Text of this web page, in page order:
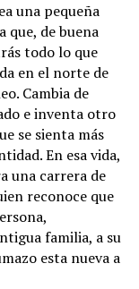
una pequeña
que, de buena
todo lo que
en el norte de
Cambia de
e inventa otro
se sienta más
En esa vida,
una carrera de
reconoce que
familia, a su
esta nueva a